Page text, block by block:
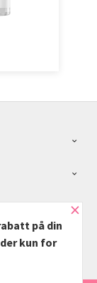
×
på din
kun for